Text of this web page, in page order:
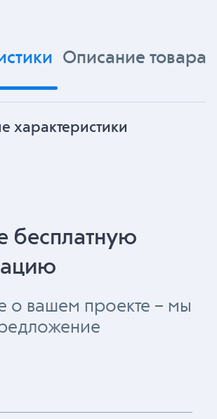
Описание товара
характеристики
бесплатную
о вашем проекте – мы